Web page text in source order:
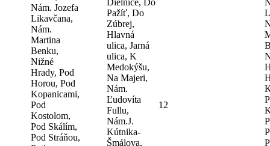
Nám. Jozefa
Likavčana,
Nám.
Martina
Benku,
Nižné
Hrady, Pod
Horou, Pod
Kopanicami,
Pod
Kostolom,
Pod Skálím,
Pod Stráňou,
Dielnice, Do
Pažíť, Do
Zúbrej,
Hlavná
ulica, Jarná
ulica, K
Medokýšu,
Na Majeri,
Nám.
Ľudovíta
Fullu,
Nám.J.
Kútnika-
Šmálova,
12